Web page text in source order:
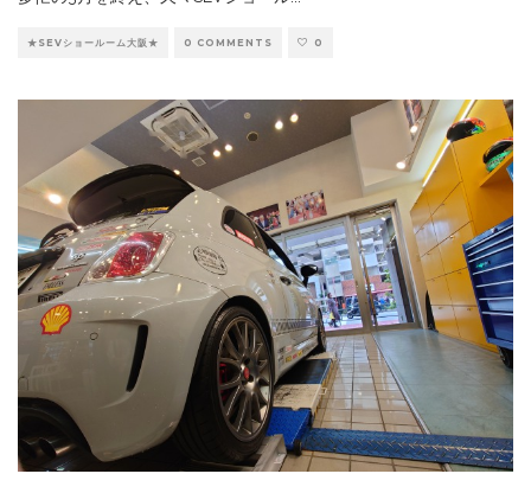
★SEVショールーム大阪★ 0 COMMENTS 0